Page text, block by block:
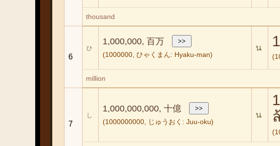
thousand
6
ひ
1,000,000, 百万
(1000000, ひゃくまん: Hyaku-man)
น
million
7
し
1,000,000,000, 十億
(1000000000, じゅうおく: Juu-oku)
น